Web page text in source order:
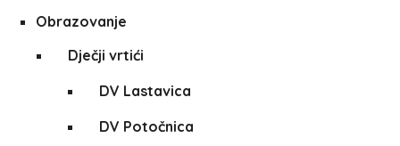
Obrazovanje
Dječji vrtići
DV Lastavica
DV Potočnica